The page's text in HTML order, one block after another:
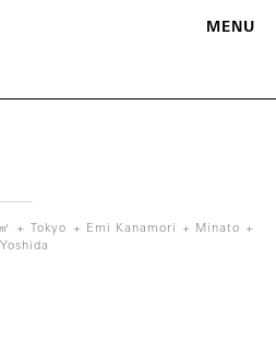
M E N U
Tokyo Emi Kanamori
Minato